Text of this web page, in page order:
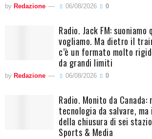
by Redazione 06/08/2026 0
Radio. Jack FM: suoniamo
vogliamo. Ma dietro il
c’è un formato molto
da grandi limiti
by Redazione 06/08/2026 0
Radio. Monito da Canada:
tecnologia da salvare,
della chiusura di sei
Sports & Media